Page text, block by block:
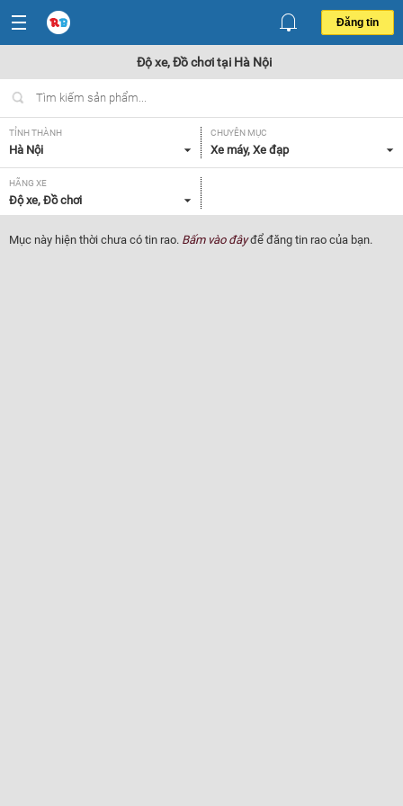
Đăng tin
Độ xe, Đồ chơi tại Hà Nội
TỈNH THÀNH
Hà Nội
CHUYÊN MỤC
Xe máy, Xe đạp
HÃNG XE
Độ xe, Đồ chơi
Mục này hiện thời chưa có tin rao. Bấm vào đâyđể đăng tin rao của bạn.